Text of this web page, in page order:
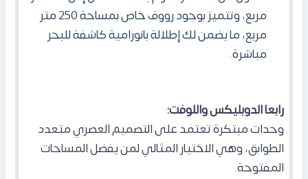
مربع، وتتميز بوجود رووف خاص بمساحة
250 متر
مربع، ما يضمن لك إطلالة بانورامية كاشفة للبحر
مباشرة.
رابعا الدوبليكس واللوفت:
وحدات مبتكرة تعتمد على التصميم العصري متعدد
الطوابق، وهي الاختيار المثالي لمن يفضل المساحات
المفتوحة.